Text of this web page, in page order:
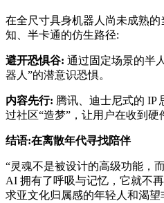
在全尺寸具身机器人尚未成熟的
知、半卡通的仿生路径:
避开恐惧谷: 通过固定场景的半
器人”的潜意识恐惧。
内容先行: 腾讯、迪士尼式的 IP
过社区“造梦”，让用户在收到硬
结语:在离散年代寻找陪伴
“灵魂不是被设计的高级功能，
AI 拥有了呼吸与记忆，它就不
求亚文化归属感的年轻人和渴